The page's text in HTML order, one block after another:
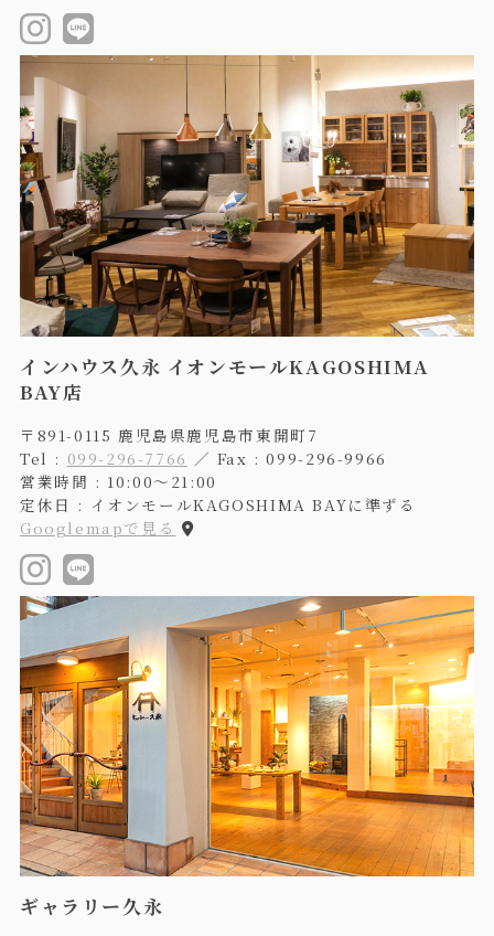
インハウス久永 イオンモールKAGOSHIMA
BAY店
〒891-0115 鹿児島県鹿児島市東開町7
Tel : 099-296-7766 ／ Fax : 099-296-9966
営業時間 : 10:00〜21:00
定休日 : イオンモールKAGOSHIMA BAYに準ずる
Googlemapで見る
ギャラリー久永